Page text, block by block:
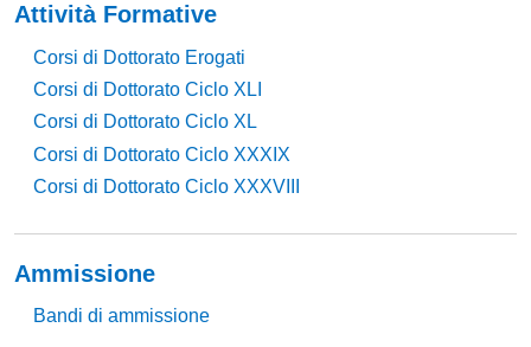
Attività Formative
Corsi di Dottorato Erogati
Corsi di Dottorato Ciclo XLI
Corsi di Dottorato Ciclo XL
Corsi di Dottorato Ciclo XXXIX
Corsi di Dottorato Ciclo XXXVIII
Ammissione
Bandi di ammissione